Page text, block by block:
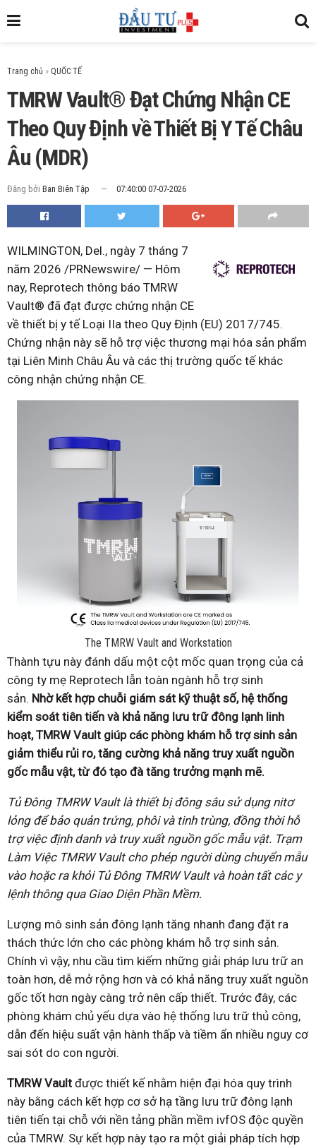
Trang chủ »
TMRW Vault® Đạt Chứng Nhận CE
Theo Quy Định về Thiết Bị Y Tế Châu
Âu (MDR)
Đăng bởi Ban Biên Tập 07:40:00 07-07-2026
WILMINGTON, Del., ngày 7 tháng 7
năm 2026 /PRNewswire/ — Hôm
nay, Reprotech thông báo TMRW
Vault® đã đạt được chứng nhận CE
về thiết bị y tế Loại IIa theo Quy Định (EU) 2017/745.
Chứng nhận này sẽ hỗ trợ việc thương mại hóa sản phẩm
tại Liên Minh Châu Âu và các thị trường quốc tế khác
công nhận chứng nhận CE.
The TMRW Vault and Workstation
Thành tựu này đánh dấu một cột mốc quan trọng của cả
công ty mẹ Reprotech lẫn toàn ngành hỗ trợ sinh
sản. Nhờ kết hợp chuỗi giám sát kỹ thuật số, hệ thống
kiểm soát tiên tiến và khả năng lưu trữ đông lạnh linh
hoạt, TMRW Vault giúp các phòng khám hỗ trợ sinh sản
giảm thiểu rủi ro, tăng cường khả năng truy xuất nguồn
gốc mẫu vật, từ đó tạo đà tăng trưởng mạnh mẽ.
Tủ Đông TMRW Vault là thiết bị đông sâu sử dụng nitơ
lỏng để bảo quản trứng, phôi và tinh trùng, đồng thời hỗ
trợ việc định danh và truy xuất nguồn gốc mẫu vật. Trạm
Làm Việc TMRW Vault cho phép người dùng chuyển mẫu
vào hoặc ra khỏi Tủ Đông TMRW Vault và hoàn tất các y
lệnh thông qua Giao Diện Phần Mềm.
Lượng mô sinh sản đông lạnh tăng nhanh đang đặt ra
thách thức lớn cho các phòng khám hỗ trợ sinh sản.
Chính vì vậy, nhu cầu tìm kiếm những giải pháp lưu trữ an
toàn hơn, dễ mở rộng hơn và có khả năng truy xuất nguồn
gốc tốt hơn ngày càng trở nên cấp thiết. Trước đây, các
phòng khám chủ yếu dựa vào hệ thống lưu trữ thủ công,
dẫn đến hiệu suất vận hành thấp và tiềm ẩn nhiều nguy cơ
sai sót do con người.
TMRW Vault được thiết kế nhằm hiện đại hóa quy trình
này bằng cách kết hợp cơ sở hạ tầng lưu trữ đông lạnh
tiên tiến tại chỗ với nền tảng phần mềm ivfOS độc quyền
của TMRW. Sự kết hợp này tạo ra một giải pháp tích hợp